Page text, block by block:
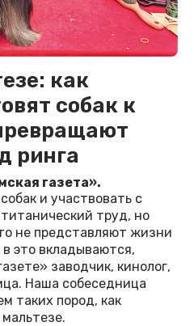
как
собак к
ринга
газета».
и участвовать с
труд, но
не представляют жизни
в это вкладываются,
заводчик, кинолог,
Наша собеседница
таких пород, как